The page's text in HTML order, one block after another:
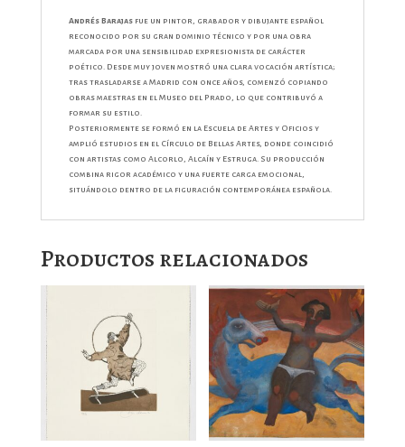
Andrés Barajasfue un pintor, grabador y dibujante español
reconocido por su gran dominio técnico y por una obra
marcada por una sensibilidad expresionista de carácter
poético. Desde muy joven mostró una clara vocación artística;
tras trasladarse a Madrid con once años, comenzó copiando
obras maestras en el Museo del Prado, lo que contribuyó a
formar su estilo.
Posteriormente se formó en la Escuela de Artes y Oficios y
amplió estudios en el Círculo de Bellas Artes, donde coincidió
con artistas como Alcorlo, Alcaín y Estruga. Su producción
combina rigor académico y una fuerte carga emocional,
situándolo dentro de la figuración contemporánea española.
Productos relacionados